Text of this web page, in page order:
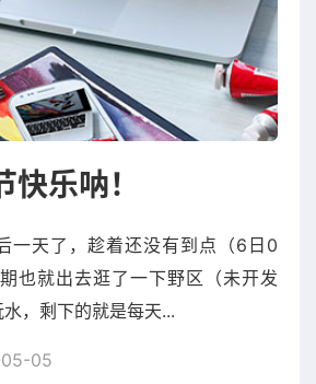
乐呐！
一天了，趁着还没有到点（6日0
，剩下的就是每天...
05